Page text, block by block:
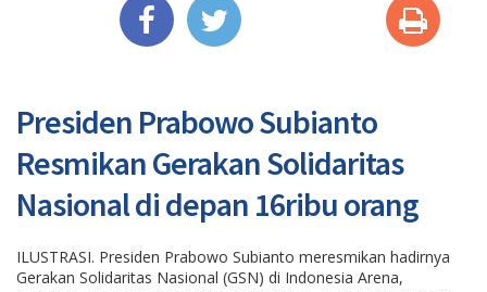
Presiden Prabowo Subianto
Resmikan Gerakan Solidaritas
Nasional di depan 16ribu orang
ILUSTRASI. Presiden Prabowo Subianto meresmikan hadirnya
Gerakan Solidaritas Nasional (GSN) di Indonesia Arena,